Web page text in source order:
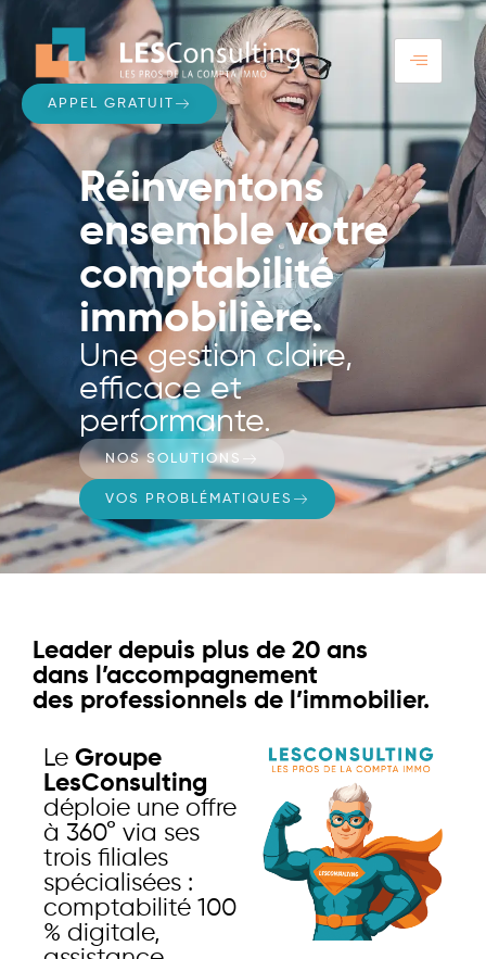
APPEL GRATUIT
Réinventons
ensemble votre
comptabilité
immobilière.
Une gestion claire,
efficace et
performante.
NOS SOLUTIONS
VOS PROBLÉMATIQUES
Leader depuis plus de 20 ans
dans l’accompagnement
des professionnels de l’immobilier.
Le Groupe
LesConsulting
déploie une offre
à 360° via ses
trois filiales
spécialisées :
comptabilité 100
% digitale,